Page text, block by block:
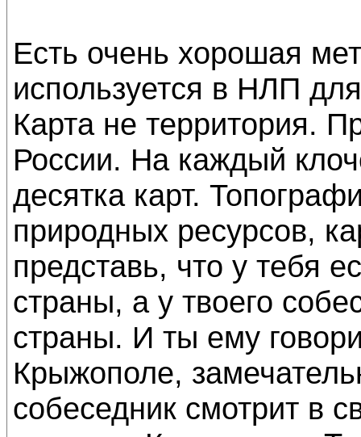
Есть очень хорошая
используется в НЛП
Карта не территория.
России. На каждый
десятка карт.
природных ресурсов,
представь, что у тебя
страны, а у твоего
страны. И ты ему
Крыжополе,
собеседник смотрит в